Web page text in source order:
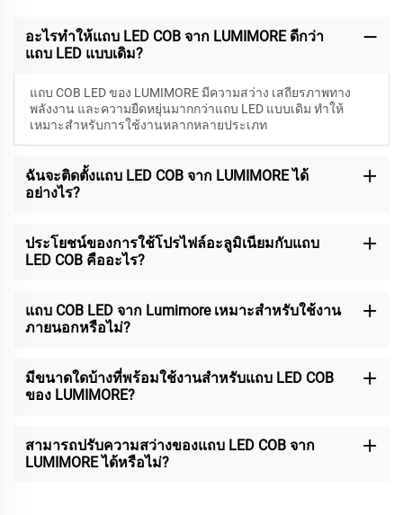
อะไรทำให้แถบ LED COB จาก LUMIMORE ดีกว่า
แถบ LED แบบเดิม?
แถบ COB LED ของ LUMIMORE มีความสว่าง เสถียรภาพทาง
พลังงาน และความยืดหยุ่นมากกว่าแถบ LED แบบเดิม ทำให้
เหมาะสำหรับการใช้งานหลากหลายประเภท
ฉันจะติดตั้งแถบ LED COB จาก LUMIMORE ได้
อย่างไร?
ประโยชน์ของการใช้โปรไฟล์อะลูมิเนียมกับแถบ
LED COB คืออะไร?
แถบ COB LED จาก Lumimore เหมาะสำหรับใช้งาน
ภายนอกหรือไม่?
มีขนาดใดบ้างที่พร้อมใช้งานสำหรับแถบ LED COB
ของ LUMIMORE?
สามารถปรับความสว่างของแถบ LED COB จาก
LUMIMORE ได้หรือไม่?